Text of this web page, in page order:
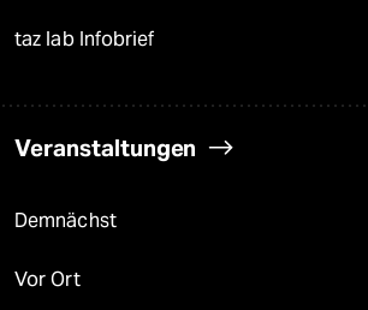
taz lab Infobrief
Veranstaltungen
Demnächst
Vor Ort